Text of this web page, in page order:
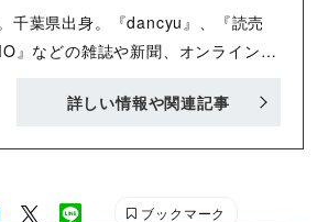
ロワーは合計約30万人。 主な著
オリティを上げるさわらない美
eri.uehara/
千葉県出身。『dancyu』、『読売
』などの雑誌や新聞、オンラインを
子育てに奮闘する中で、育児の悩み
詳しい情報や関連記事
ブックマーク